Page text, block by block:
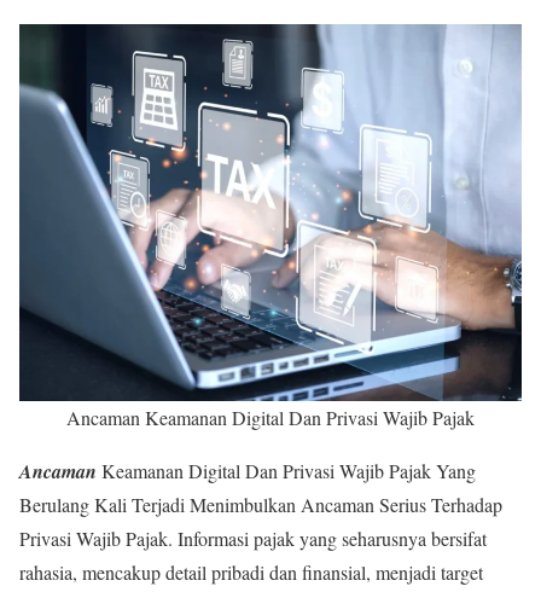
Ancaman Keamanan Digital Dan Privasi Wajib Pajak
Ancaman Keamanan Digital Dan Privasi Wajib Pajak Yang
Berulang Kali Terjadi Menimbulkan Ancaman Serius Terhadap
Privasi Wajib Pajak. Informasi pajak yang seharusnya bersifat
rahasia, mencakup detail pribadi dan finansial, menjadi target